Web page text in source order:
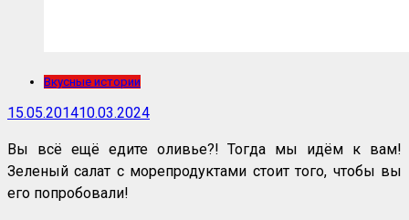
Вкусные истории
15.05.201410.03.2024
Вы всё ещё едите оливье?! Тогда мы идём к вам!
Зеленый салат с морепродуктами стоит того, чтобы вы
его попробовали!